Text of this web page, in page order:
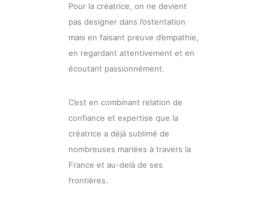
Pour la créatrice, on ne devient
pas designer dans l’ostentation
mais en faisant preuve d’empathie,
en regardant attentivement et en
écoutant passionnément.
C’est en combinant relation de
confiance et expertise que la
créatrice a déjà sublimé de
nombreuses mariées à travers la
France et au-delà de ses
frontières.